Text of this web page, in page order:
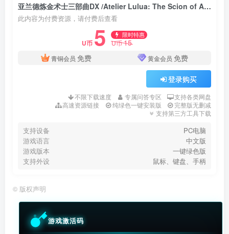
亚兰德炼金术士三部曲DX /Atelier Lulua: The Scion of Arland
此内容为付费资源，请付费后查看
U币 5 限时特惠
U币15
青铜会员 免费 黄金会员 免费
登录购买
不限下载速度 专属问答专区
支持各类网盘
高速资源链接
纯绿色一键安装版
完整版无删减
支持第三方工具下载
支持设备
PC电脑
游戏语言
中文版
游戏版本
一键绿色版
支持外设
鼠标、键盘、手柄
© 版权声明
游戏激活码